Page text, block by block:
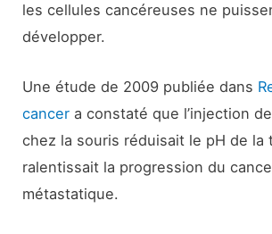
les cellules cancéreuses ne
développer.
Une étude de 2009 publiée dans
cancer a constaté que l’injection
chez la souris réduisait le pH de la
ralentissait la progression du
métastatique.